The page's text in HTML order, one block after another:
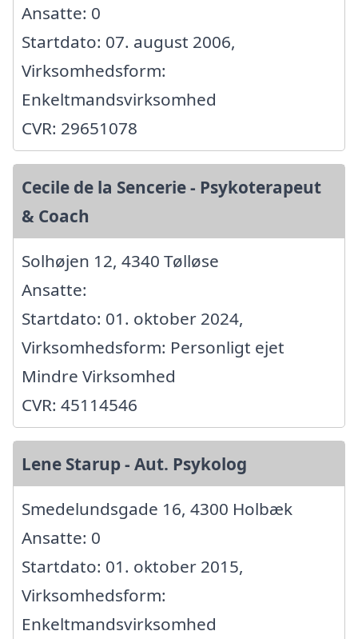
Ansatte: 0
Startdato: 07. august 2006,
Virksomhedsform:
Enkeltmandsvirksomhed
CVR: 29651078
Cecile de la Sencerie - Psykoterapeut
& Coach
Solhøjen 12, 4340 Tølløse
Ansatte:
Startdato: 01. oktober 2024,
Virksomhedsform: Personligt ejet
Mindre Virksomhed
CVR: 45114546
Lene Starup - Aut. Psykolog
Smedelundsgade 16, 4300 Holbæk
Ansatte: 0
Startdato: 01. oktober 2015,
Virksomhedsform:
Enkeltmandsvirksomhed